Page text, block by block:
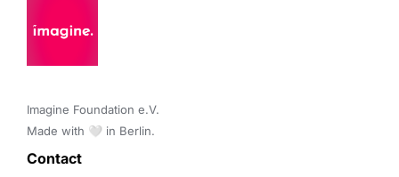
Imagine Foundation e.V.
Made with 🤍 in Berlin.
Contact